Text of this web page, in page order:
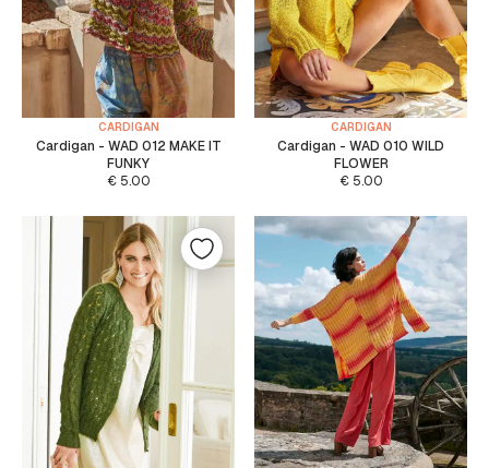
CARDIGAN
Cardigan - WAD 012 MAKE IT
FUNKY
€5.00
CARDIGAN
Cardigan - WAD 010 WILD
FLOWER
€5.00